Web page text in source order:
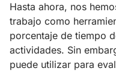
Hasta ahora, nos
trabajo como
porcentaje de tiempo
actividades. Sin
puede utilizar para